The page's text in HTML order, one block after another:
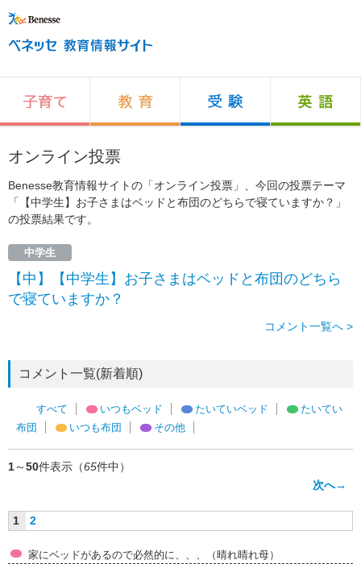
オンライン投票
Benesse教育情報サイトの「オンライン投票」、今回の投票テーマ
「【中学生】お子さまはベッドと布団のどちらで寝ていますか？」
の投票結果です。
中学生
【中】【中学生】お子さまはベッドと布団のどちら
で寝ていますか？
コメント一覧へ >
コメント一覧(新着順)
すべて いつもベッド たいていベッド
たいてい
布団
いつも布団 その他
1～50件表示（65件中）
次へ→
1 2
家にベッドがあるので必然的に、、、（晴れ晴れ母）